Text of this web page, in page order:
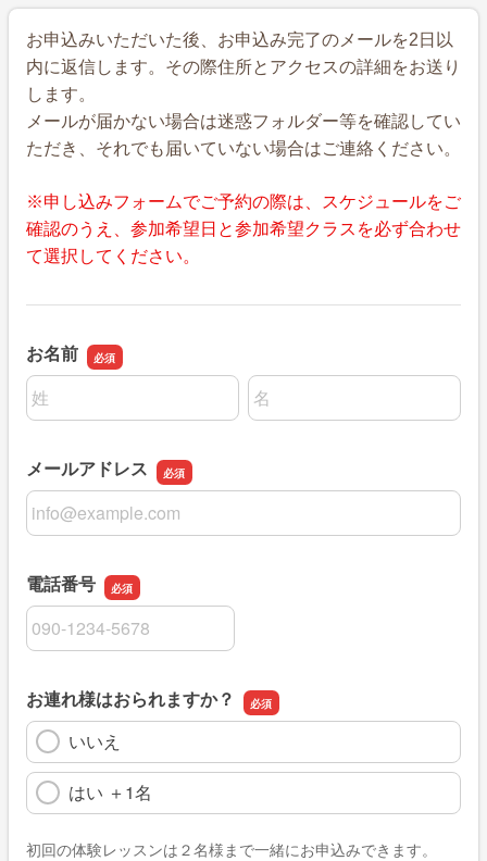
お申込みいただいた後、お申込み完了のメールを2日以
内に返信します。その際住所とアクセスの詳細をお送り
します。
メールが届かない場合は迷惑フォルダー等を確認してい
ただき、それでも届いていない場合はご連絡ください。
※申し込みフォームでご予約の際は、スケジュールをご
確認のうえ、参加希望日と参加希望クラスを必ず合わせ
て選択してください。
お名前
名前の姓
名前の名
メールアドレス
メールアドレス
電話番号
電話番号
お連れ様はおられますか？
いいえ
はい ＋1名
初回の体験レッスンは２名様まで一緒にお申込みできます。